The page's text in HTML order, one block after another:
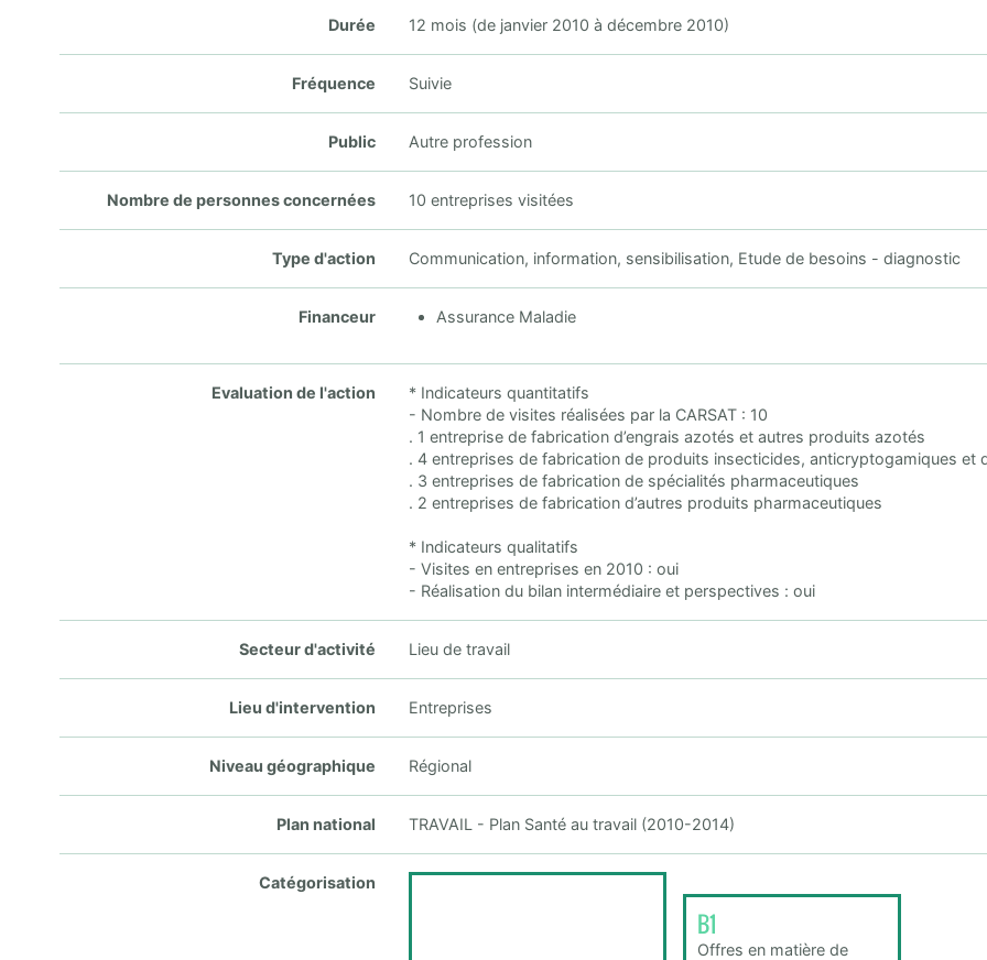
Durée 12 mois (de janvier 2010 à décembre 2010)
Fréquence Suivie
Public Autre profession
Nombre de personnes concernées 10 entreprises visitées
Type d'action Communication, information, sensibilisation, Etude de besoins - diagnostic
Financeur Assurance Maladie
Evaluation de l'action
* Indicateurs quantitatifs
- Nombre de visites réalisées par la CARSAT : 10
. 1 entreprise de fabrication d’engrais azotés et autres produits azotés
. 4 entreprises de fabrication de produits insecticides, anticryptogamiques et
. 3 entreprises de fabrication de spécialités pharmaceutiques
. 2 entreprises de fabrication d’autres produits pharmaceutiques
* Indicateurs qualitatifs
- Visites en entreprises en 2010 : oui
- Réalisation du bilan intermédiaire et perspectives : oui
Secteur d'activité Lieu de travail
Lieu d'intervention Entreprises
Niveau géographique Régional
Plan national TRAVAIL - Plan Santé au travail (2010-2014)
Catégorisation
B1
Offres en matière de